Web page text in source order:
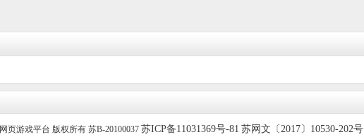
页游戏平台 版权所有 苏B-20100037 苏ICP备11031369号-81 苏网文〔2017〕10530-202号